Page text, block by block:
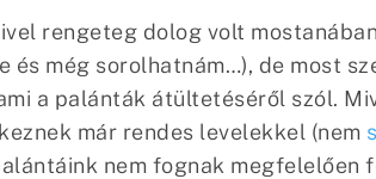
rengeteg dolog volt
még sorolhatnám…), de most
a palánták átültetéséről szól.
már rendes levelekkel (nem
nem fognak megfelelően